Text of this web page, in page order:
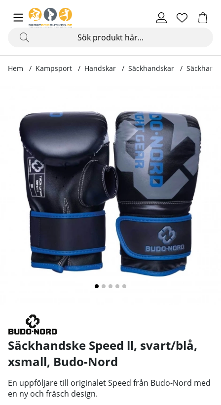
Hem Kampsport Handskar Säckhandskar
Säckhandske Speed ll, svart/blå,
xsmall, Budo-Nord
En uppföljare till originalet Speed från Budo-Nord med
en ny och fräsch design.